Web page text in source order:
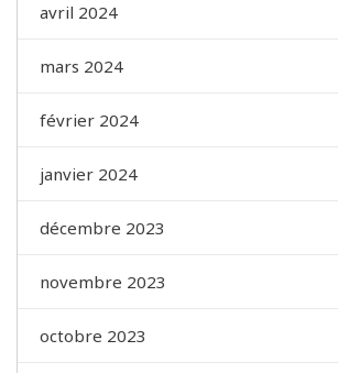
avril 2024
mars 2024
février 2024
janvier 2024
décembre 2023
novembre 2023
octobre 2023